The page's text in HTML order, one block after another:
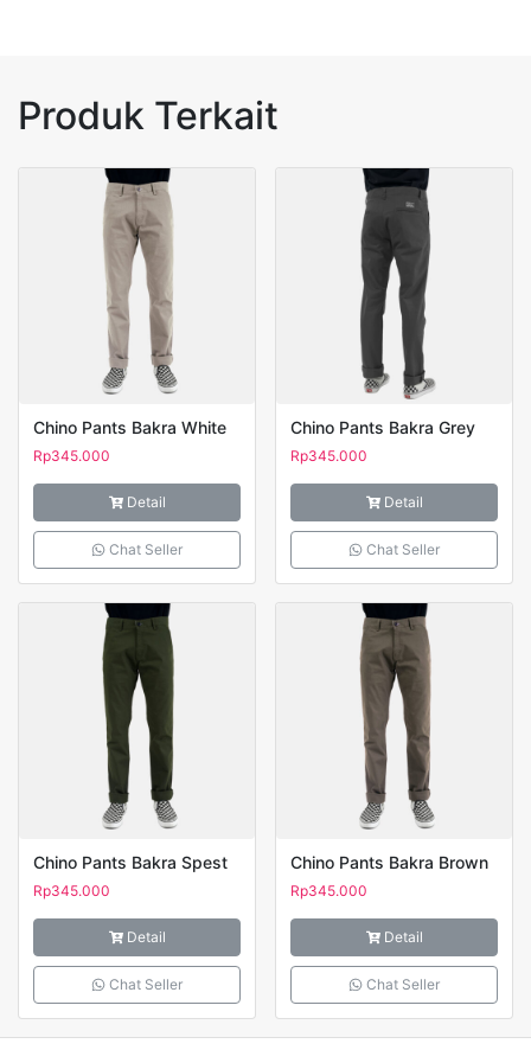
Produk Terkait
Chino Pants Bakra White
Rp345.000
Detail
Chat Seller
Chino Pants Bakra Grey
Rp345.000
Detail
Chat Seller
Chino Pants Bakra Spest
Rp345.000
Detail
Chat Seller
Chino Pants Bakra Brown
Rp345.000
Detail
Chat Seller